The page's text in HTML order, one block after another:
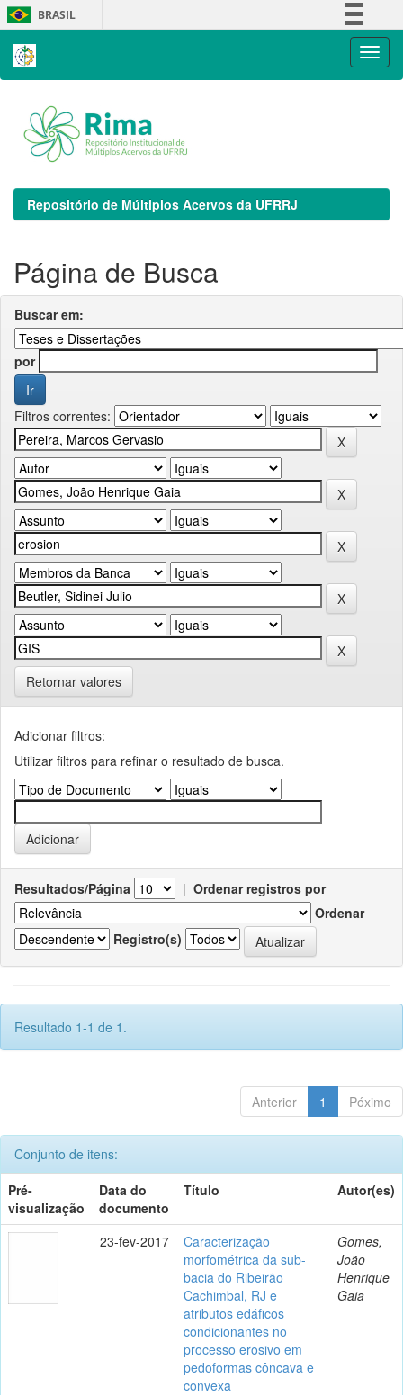
Skip
navigation
BRASIL
Repositório de Múltiplos Acervos da UFRRJ
Página de Busca
Buscar em:
por
Filtros correntes:
Retornar valores
Adicionar filtros:
Utilizar filtros para refinar o resultado de busca.
Resultados/Página | Ordenar registros por
Ordenar
Registro(s)
Resultado 1-1 de 1.
Anterior 1 Póximo
Conjunto de itens:
Pré-
visualização
Data do
documento
Título Autor(es)
23-fev-2017
Caracterização
morfométrica da sub-
bacia do Ribeirão
Cachimbal, RJ e
atributos edáficos
condicionantes no
processo erosivo em
pedoformas côncava e
convexa
Gomes,
João
Henrique
Gaia